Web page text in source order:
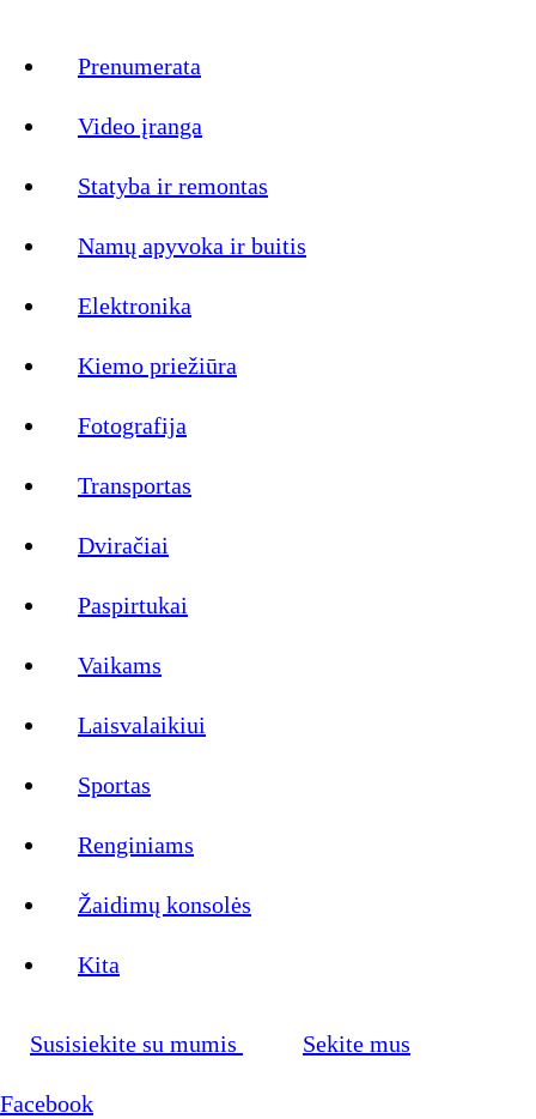
Prenumerata
Video įranga
Statyba ir remontas
Namų apyvoka ir buitis
Elektronika
Kiemo priežiūra
Fotografija
Transportas
Dviračiai
Paspirtukai
Vaikams
Laisvalaikiui
Sportas
Renginiams
Žaidimų konsolės
Kita
Susisiekite su mumis Sekite mus
Facebook